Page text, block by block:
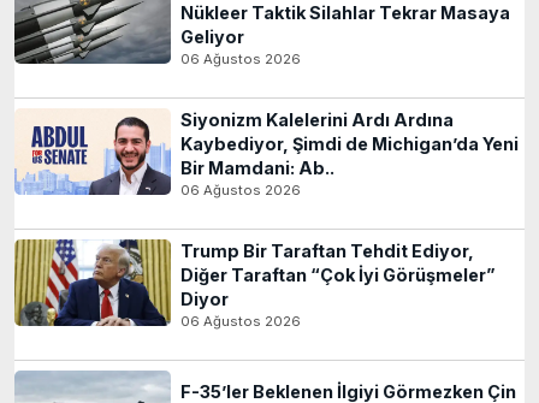
Nükleer Taktik Silahlar Tekrar Masaya
Geliyor
06 Ağustos 2026
Siyonizm Kalelerini Ardı Ardına
Kaybediyor, Şimdi de Michigan’da Yeni
Bir Mamdani: Ab..
06 Ağustos 2026
Trump Bir Taraftan Tehdit Ediyor,
Diğer Taraftan “Çok İyi Görüşmeler”
Diyor
06 Ağustos 2026
F-35’ler Beklenen İlgiyi Görmezken Çin